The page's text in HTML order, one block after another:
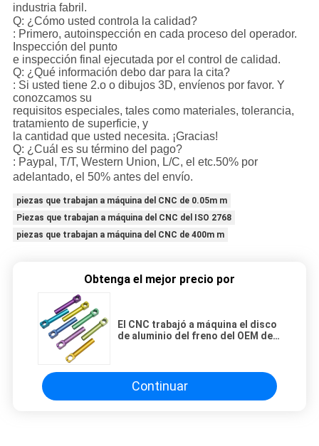
industria fabril.
Q: ¿Cómo usted controla la calidad?
: Primero, autoinspección en cada proceso del operador.
Inspección del punto
e inspección final ejecutada por el control de calidad.
Q: ¿Qué información debo dar para la cita?
: Si usted tiene 2.o o dibujos 3D, envíenos por favor. Y
conozcamos su
requisitos especiales, tales como materiales, tolerancia,
tratamiento de superficie, y
la cantidad que usted necesita. ¡Gracias!
Q: ¿Cuál es su término del pago?
: Paypal, T/T, Western Union, L/C, el etc.50% por
adelantado, el 50% antes del envío.
piezas que trabajan a máquina del CNC de 0.05m m
Piezas que trabajan a máquina del CNC del ISO 2768
piezas que trabajan a máquina del CNC de 400m m
Obtenga el mejor precio por
El CNC trabajó a máquina el disco
de aluminio del freno del OEM de
Continuar